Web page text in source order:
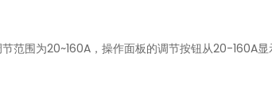
围为20~160A，操作面板的调节按钮从20-160A显